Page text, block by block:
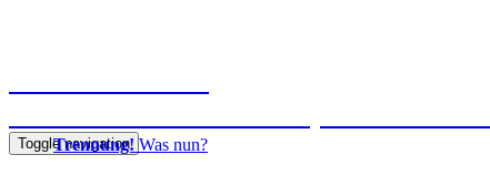
Toggle navigation
Trennung! Was nun?